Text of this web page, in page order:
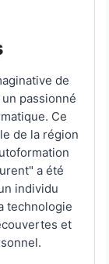
de
passionné
Ce
de la région
a été
individu
technologie
et